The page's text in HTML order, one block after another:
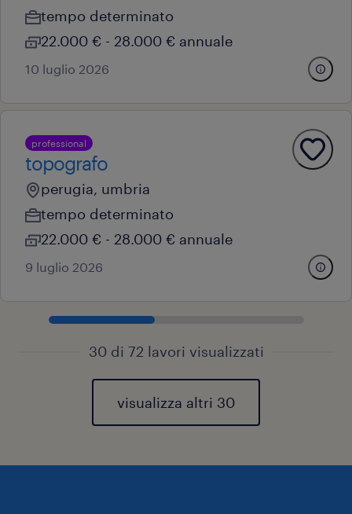
tempo determinato
22.000 € - 28.000 € annuale
10 luglio 2026
professional
topografo
perugia, umbria
tempo determinato
22.000 € - 28.000 € annuale
9 luglio 2026
30 di 72 lavori visualizzati
visualizza altri 30